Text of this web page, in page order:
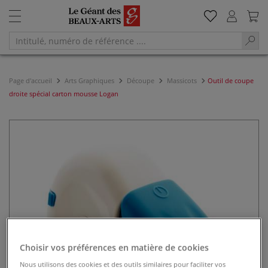
Page d'accueil Arts Graphiques Découpe Massicots
Outil de coupe
droite spécial carton mousse Logan
Choisir vos préférences en matière de cookies
Nous utilisons des cookies et des outils similaires pour faciliter vos